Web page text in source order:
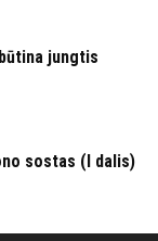
jungtis
sostas (I dalis)